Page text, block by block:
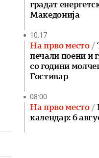
градат
Македонија
10:17
На прво место
печали поени и
со години
Гостивар
08:00
На прво место
календар: 6